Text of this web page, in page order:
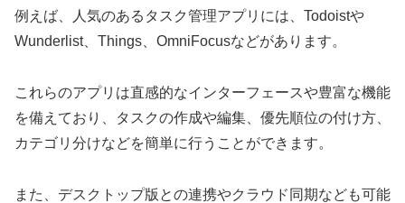
例えば、人気のあるタスク管理アプリには、Todoistや
Wunderlist、Things、OmniFocusなどがあります。
これらのアプリは直感的なインターフェースや豊富な機能
を備えており、タスクの作成や編集、優先順位の付け方、
カテゴリ分けなどを簡単に行うことができます。
また、デスクトップ版との連携やクラウド同期なども可能